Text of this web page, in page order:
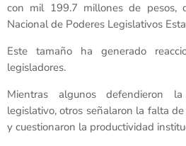
con mil 199.7 millones de pesos,
Nacional de Poderes Legislativos
Este tamaño ha generado
legisladores.
Mientras algunos defendieron
legislativo, otros señalaron la falta
y cuestionaron la productividad